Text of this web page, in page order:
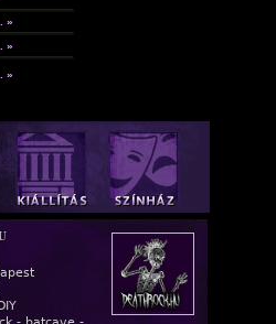
»
»
»